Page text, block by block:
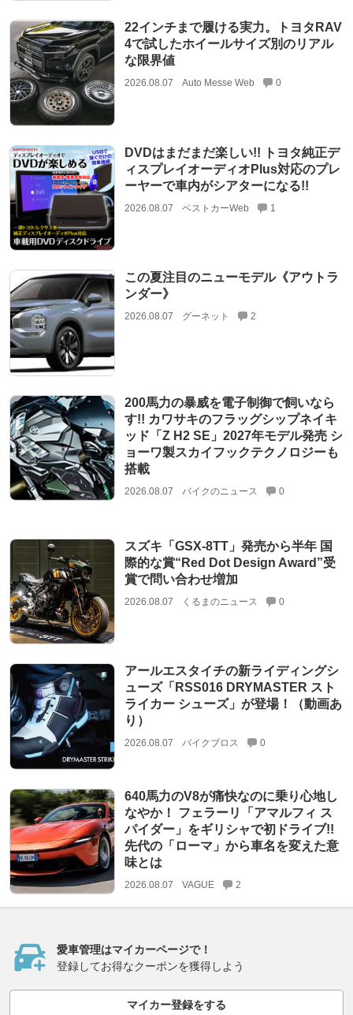
22インチまで履ける実力。トヨタRAV
4で試したホイールサイズ別のリアル
な限界値
2026.08.07 Auto Messe Web 0
DVDはまだまだ楽しい!! トヨタ純正デ
ィスプレイオーディオPlus対応のプレ
ーヤーで車内がシアターになる!!
2026.08.07 ベストカーWeb 1
この夏注目のニューモデル《アウトラ
ンダー》
2026.08.07 グーネット 2
200馬力の暴威を電子制御で飼いなら
す!! カワサキのフラッグシップネイキ
ッド「Z H2 SE」2027年モデル発売 シ
ョーワ製スカイフックテクノロジーも
搭載
2026.08.07 バイクのニュース 0
スズキ「GSX-8TT」発売から半年 国
際的な賞“Red Dot Design Award”受
賞で問い合わせ増加
2026.08.07 くるまのニュース 0
アールエスタイチの新ライディングシ
ューズ「RSS016 DRYMASTER スト
ライカー シューズ」が登場！（動画あ
り）
2026.08.07 バイクブロス 0
640馬力のV8が痛快なのに乗り心地し
なやか！ フェラーリ「アマルフィ ス
パイダー」をギリシャで初ドライブ!!
先代の「ローマ」から車名を変えた意
味とは
2026.08.07 VAGUE 2
愛車管理はマイカーページで！
登録してお得なクーポンを獲得しよう
マイカー登録をする